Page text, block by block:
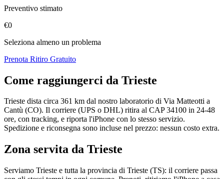
Preventivo stimato
€0
Seleziona almeno un problema
Prenota Ritiro Gratuito
Come raggiungerci da Trieste
Trieste dista circa 361 km dal nostro laboratorio di Via Matteotti a
Cantù (CO). Il corriere (UPS o DHL) ritira al CAP 34100 in 24-48
ore, con tracking, e riporta l'iPhone con lo stesso servizio.
Spedizione e riconsegna sono incluse nel prezzo: nessun costo extra.
Zona servita da Trieste
Serviamo Trieste e tutta la provincia di Trieste (TS): il corriere passa